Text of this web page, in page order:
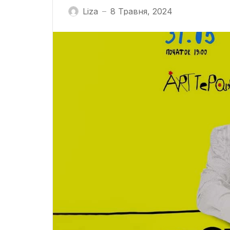
Liza — 8 Травня, 2024